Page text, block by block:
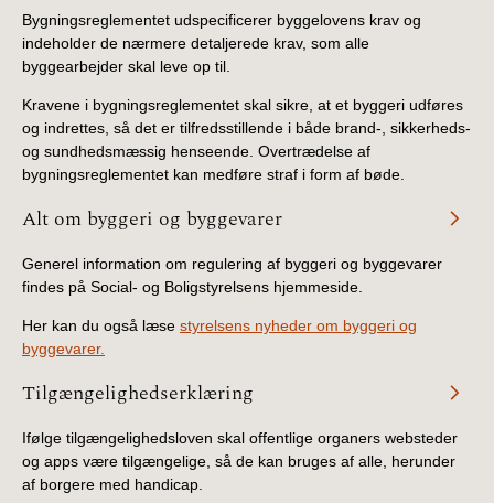
BR18 (4/7-31/12
2019)
BR18 (1/1-4/7 2019)
BR18 (1/7-31/12
2018)
BR18 (1/1-30/6
2018)
2010)
Bygningsreglementet udspecificerer byggelovens krav og
indeholder de nærmere detaljerede krav, som alle
byggearbejder skal leve op til.
Kravene i bygningsreglementet skal sikre, at et byggeri udføres
og indrettes, så det er tilfredsstillende i både brand-, sikkerheds-
og sundhedsmæssig henseende. Overtrædelse af
bygningsreglementet kan medføre straf i form af bøde.
Alt om byggeri og byggevarer
Generel information om regulering af byggeri og byggevarer
findes på Social- og Boligstyrelsens hjemmeside.
Her kan du også læse styrelsens nyheder om byggeri og
byggevarer.
Tilgængelighedserklæring
Ifølge tilgængelighedsloven skal offentlige organers websteder
og apps være tilgængelige, så de kan bruges af alle, herunder
af borgere med handicap.